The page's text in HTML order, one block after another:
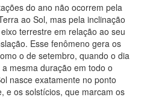
do ano não ocorrem pela
ao Sol, mas pela inclinação
terrestre em relação ao seu
Esse fenômeno gera os
o de setembro, quando o dia
mesma duração em todo o
nasce exatamente no ponto
e os solstícios, que marcam os